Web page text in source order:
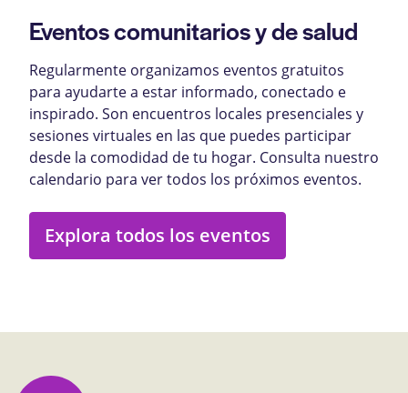
Eventos comunitarios y de salud
Regularmente organizamos eventos gratuitos
para ayudarte a estar informado, conectado e
inspirado. Son encuentros locales presenciales y
sesiones virtuales en las que puedes participar
desde la comodidad de tu hogar. Consulta nuestro
calendario para ver todos los próximos eventos.
Explora todos los eventos